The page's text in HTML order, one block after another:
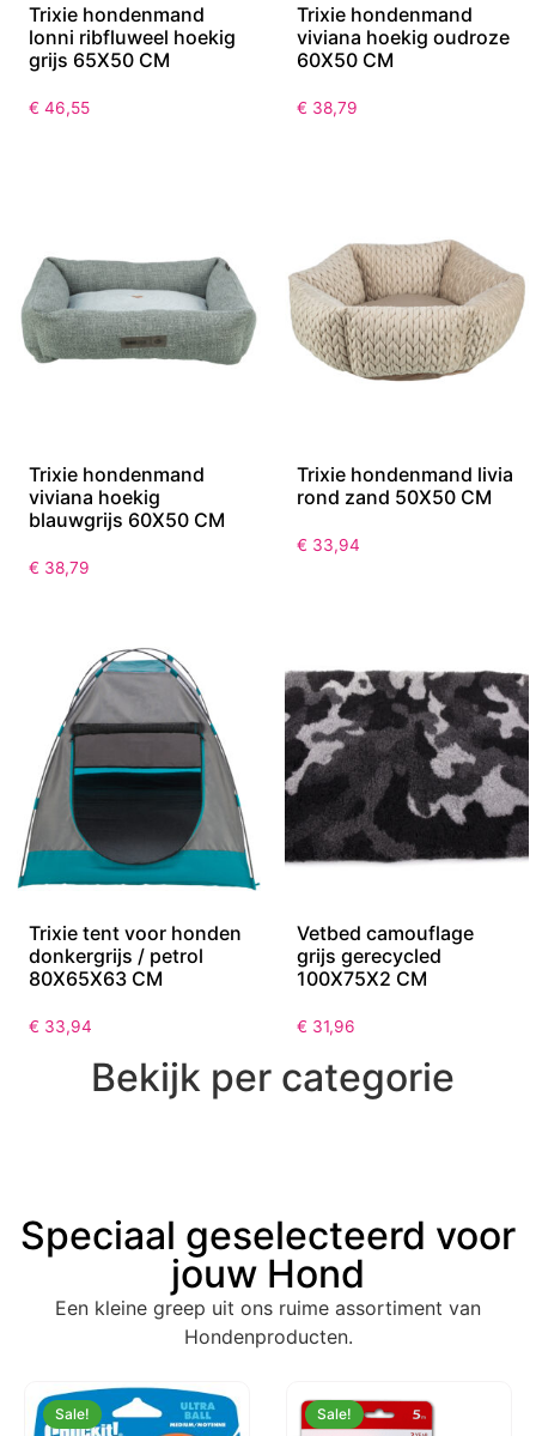
Trixie hondenmand
lonni ribfluweel hoekig
grijs 65X50 CM
€ 46,55
Trixie hondenmand
viviana hoekig oudroze
60X50 CM
€ 38,79
Trixie hondenmand
viviana hoekig
blauwgrijs 60X50 CM
€ 38,79
Trixie hondenmand livia
rond zand 50X50 CM
€ 33,94
Trixie tent voor honden
donkergrijs / petrol
80X65X63 CM
€ 33,94
Vetbed camouflage
grijs gerecycled
100X75X2 CM
€ 31,96
Bekijk per categorie
Speciaal geselecteerd voor
jouw Hond
Een kleine greep uit ons ruime assortiment van
Hondenproducten.
Sale! Sale!